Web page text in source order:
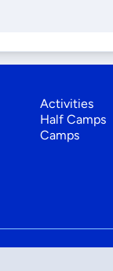
Activities
Half Camps
Camps